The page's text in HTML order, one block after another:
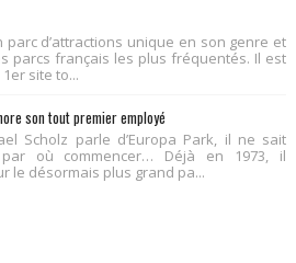
parc d’attractions unique en son genre et
parcs français les plus fréquentés. Il est
site to...
son tout premier employé
Scholz parle d’Europa Park, il ne sait
où commencer… Déjà en 1973, il
le désormais plus grand pa...